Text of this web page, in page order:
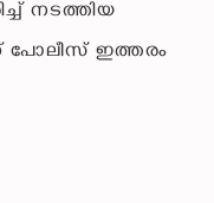
നടത്തിയ
പോലീസ് ഇത്തരം